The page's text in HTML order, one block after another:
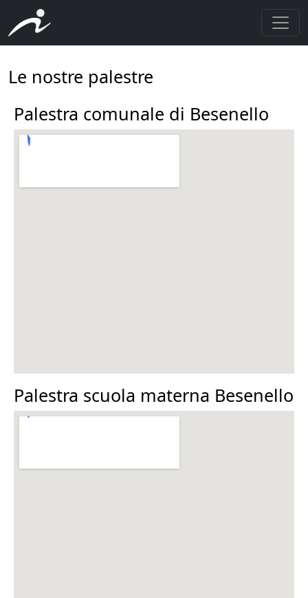
Le nostre palestre
Palestra comunale di Besenello
Palestra scuola materna Besenello